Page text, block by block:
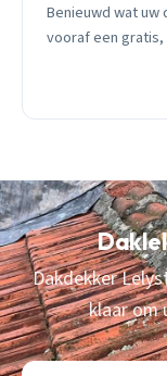
Benieuwd wat uw
vooraf een
Dakdekker
klaar om